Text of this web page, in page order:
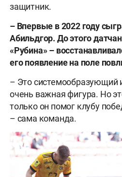
защитник.
– Впервые в 2022 году
Абильдгор. До этого
«Рубина» –
его появление на поле
– Это системообразующий
очень важная фигура. Но
только он помог клубу
– сама команда.